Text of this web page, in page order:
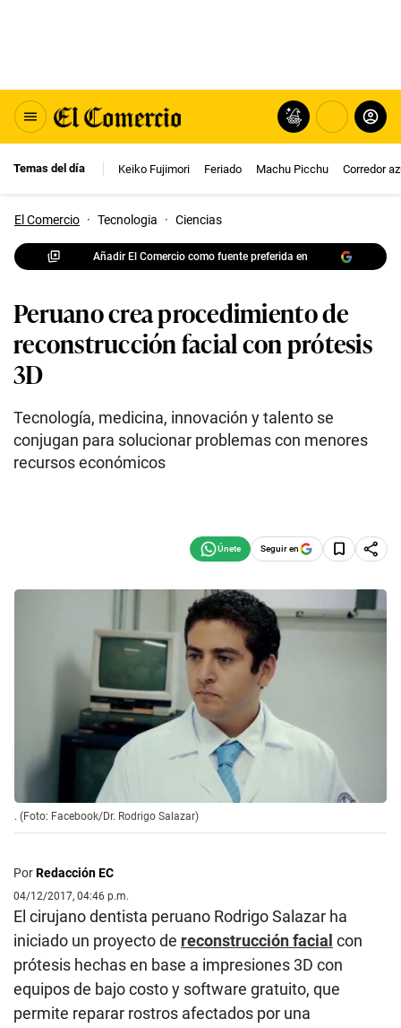
Temas del día Keiko Fujimori Feriado Machu Picchu Corredor
El Comercio · Tecnologia · Ciencias
Añadir El Comercio como fuente preferida en
Peruano crea procedimiento de
reconstrucción facial con prótesis
3D
Tecnología, medicina, innovación y talento se
conjugan para solucionar problemas con menores
recursos económicos
Seguir en
. (Foto: Facebook/Dr. Rodrigo Salazar)
PorRedacción EC
04/12/2017, 04:46 p.m.
El cirujano dentista peruano Rodrigo Salazar ha
iniciado un proyecto de reconstrucción facial con
prótesis hechas en base a impresiones 3D con
equipos de bajo costo y software gratuito, que
permite reparar rostros afectados por una